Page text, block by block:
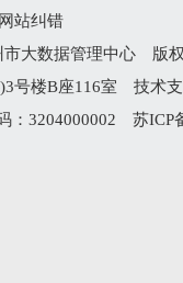
网站纠错
大数据管理中心 版
号楼B座116室 技术
：3204000002 苏ICP